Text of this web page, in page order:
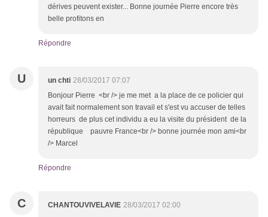
dérives peuvent exister... Bonne journée Pierre encore très
belle profitons en
Répondre
U un chti 28/03/2017 07:07
Bonjour Pierre <br /> je me met a la place de ce policier qui
avait fait normalement son travail et s'est vu accuser de telles
horreurs de plus cet individu a eu la visite du président de la
république pauvre France<br /> bonne journée mon ami<br
/> Marcel
Répondre
C CHANTOUVIVELAVIE 28/03/2017 02:00